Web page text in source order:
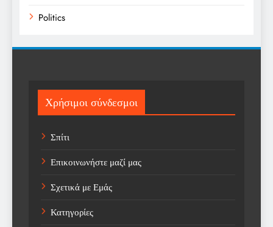
Politics
Sport
Sports
Technology
Trending
Weather
Αγορά
Χρήσιμοι σύνδεσμοι
Σπίτι
Επικοινωνήστε μαζί μας
Σχετικά με Εμάς
Κατηγορίες